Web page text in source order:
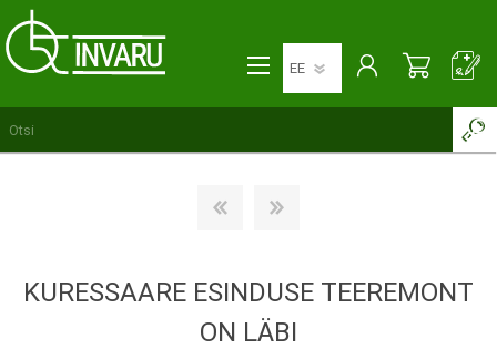
KURESSAARE ESINDUSE TEEREMONT
ON LÄBI